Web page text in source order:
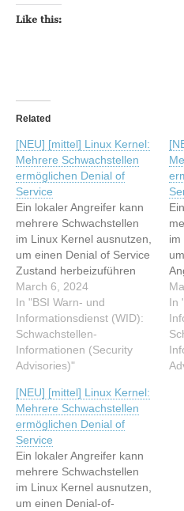
Like this:
Related
[NEU] [mittel] Linux Kernel:
Mehrere Schwachstellen
ermöglichen Denial of
Service
Ein lokaler Angreifer kann
mehrere Schwachstellen
im Linux Kernel ausnutzen,
um einen Denial of Service
Zustand herbeizuführen
oder unbekannte
Auswirkungen zu
verursachen. Dieser Artikel
wurde indexiert von BSI
Warn- und
Informationsdienst (WID):
Informationen (Security
Advisories) Lesen Sie den
originalen Artikel: [NEU]
[mittel] Linux Kernel:
Mehrere Schwachstellen
ermöglichen Denial of
Service
March 6, 2024
In "BSI Warn- und
Informationsdienst (WID):
Schwachstellen-
Informationen (Security
Advisories)"
im
In
[NEU] [mittel] Linux Kernel:
Mehrere Schwachstellen
ermöglichen Denial of
Service
Ein lokaler Angreifer kann
mehrere Schwachstellen
im Linux Kernel ausnutzen,
um einen Denial-of-